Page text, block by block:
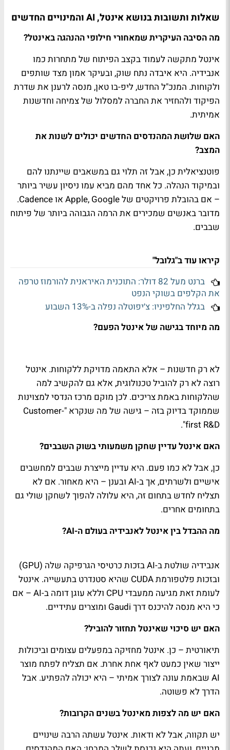
שאלות ותשובות בנושא אינטל, AI והמינויים החדשים
מה הסיבה העיקרית שמאחורי חילופי ההנהגה באינטל?
אינטל מתקשה לעמוד בקצב הפיתוח של מתחרות כמו
אנבידיה. היא איבדה נתח שוק, ובעיקר אמון מצד שותפים
ולקוחות. המנכ"ל החדש, ליפ-בו טאן, מנסה לרענן את שדרת
הפיקוד ולהחזיר את החברה למסלול של צמיחה וחדשנות
אמיתית.
האם שלושת המהנדסים החדשים יכולים לשנות את
המצב?
פוטנציאלית כן, אבל זה תלוי גם במשאבים שיינתנו להם
ובמיקוד הנהלה. כל אחד מהם מביא עמו ניסיון עשיר ביותר
– אם בהובלת פרויקטים של Apple, Google או Cadence.
מדובר באנשים שמכירים את הרמה הגבוהה ביותר של פיתוח
שבבים.
קיראו עוד ב"גלובל"
ברנט מעל 82 דולר: התוכנית האיראנית להורמוז טרפה
את הקלפים בשוקי הנפט
בגלל החלפיניו: צ׳יפוטלה נפלה ב-13% השבוע
מה מיוחד בגישה של אינטל הפעם?
לא רק חדשנות – אלא התאמה מדויקת ללקוחות. אינטל
רוצה לא רק להוביל טכנולוגית, אלא גם להקשיב למה
שהלקוחות באמת צריכים. לכן מוקם מרכז הנדסי למצוינות
שממוקד בדיוק בזה – גישה של מה שנקרא "Customer-
first R&D".
האם אינטל עדיין שחקן משמעותי בשוק השבבים?
כן, אבל לא כמו פעם. היא עדיין מייצרת שבבים למחשבים
אישיים ולשרתים, אך ב-AI ובענן – היא מאחור. אם לא
תצליח לחדש בתחום זה, היא עלולה להפוך לשחקן שולי גם
בתחומים אחרים.
מה ההבדל בין אינטל לאנבידיה בעולם ה-AI?
אנבידיה שולטת ב-AI בזכות כרטיסי הגרפיקה שלה (GPU)
ובזכות פלטפורמת CUDA שהיא סטנדרט בתעשייה. אינטל
לעומת זאת מגיעה ממעבדי CPU וללא עוגן דומה ב-AI – אם
כי היא מנסה להיכנס דרך Gaudi ומוצרים עתידיים.
האם יש סיכוי שאינטל תחזור להוביל?
תיאורטית – כן. אינטל מחזיקה במפעלים עצומים וביכולות
ייצור שאין כמעט לאף אחת אחרת. אם תצליח לפתח מוצר
AI שבאמת עונה לצורך אמיתי – היא יכולה להפתיע. אבל
הדרך לא פשוטה.
האם יש מה לצפות מאינטל בשנים הקרובות?
יש תקווה, אבל לא ודאות. אינטל עשתה הרבה שינויים